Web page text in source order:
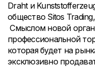
Draht и
общество Sitos
Смыслом новой
профессиональной
которая будет на
эксклюзивно